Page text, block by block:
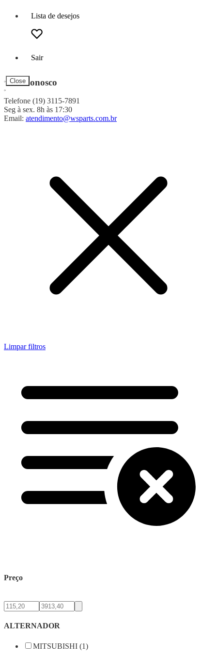
Lista de desejos
Sair
Close
Fale Conosco
Telefone (19) 3115-7891
Seg à sex. 8h às 17:30
Email: atendimento@wsparts.com.br
Limpar filtros
Preço
ALTERNADOR
MITSUBISHI (1)